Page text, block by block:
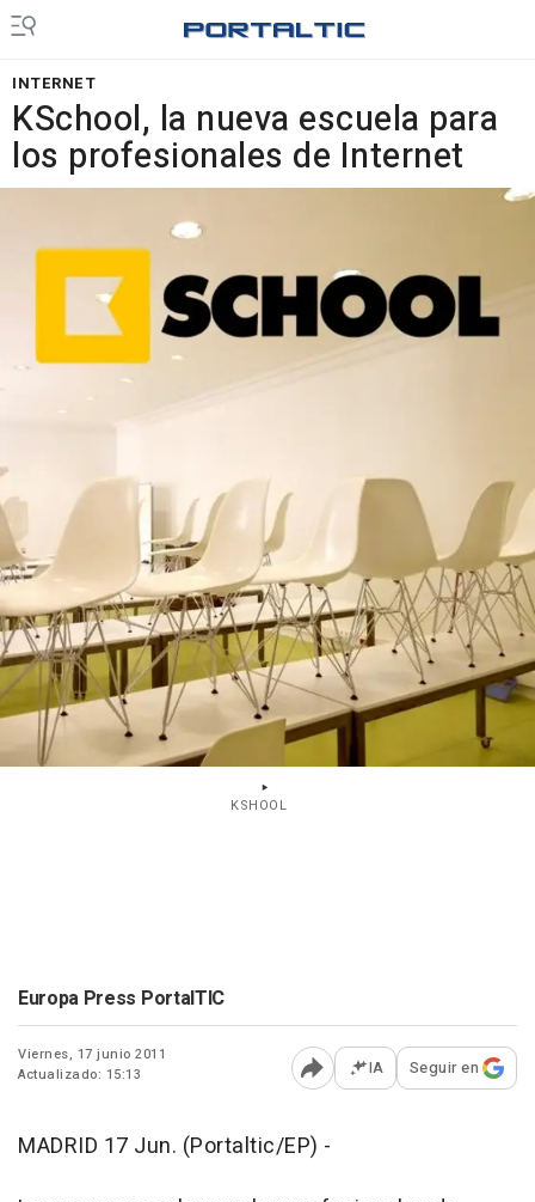
INTERNET
KSchool, la nueva escuela para
los profesionales de Internet
KSHOOL
Europa Press PortalTIC
Viernes, 17 junio 2011
Actualizado: 15:13
Abrir opciones para
IA Seguir en
MADRID 17 Jun. (Portaltic/EP) -